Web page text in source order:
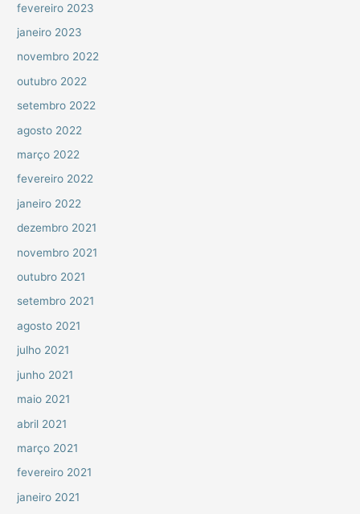
fevereiro 2023
janeiro 2023
novembro 2022
outubro 2022
setembro 2022
agosto 2022
março 2022
fevereiro 2022
janeiro 2022
dezembro 2021
novembro 2021
outubro 2021
setembro 2021
agosto 2021
julho 2021
junho 2021
maio 2021
abril 2021
março 2021
fevereiro 2021
janeiro 2021